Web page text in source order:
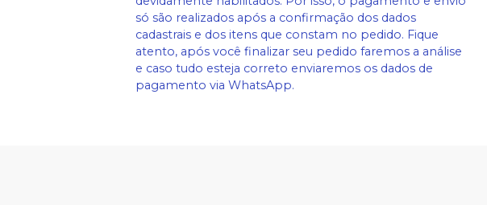
só são realizados após a confirmação dos dados
cadastrais e dos itens que constam no pedido. Fique
atento, após você finalizar seu pedido faremos a análise
e caso tudo esteja correto enviaremos os dados de
pagamento via WhatsApp.